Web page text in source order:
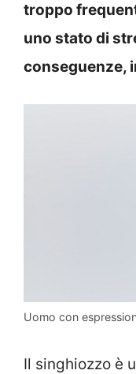
troppo
uno stato di
conseguenze,
Uomo con
Il singhiozzo è